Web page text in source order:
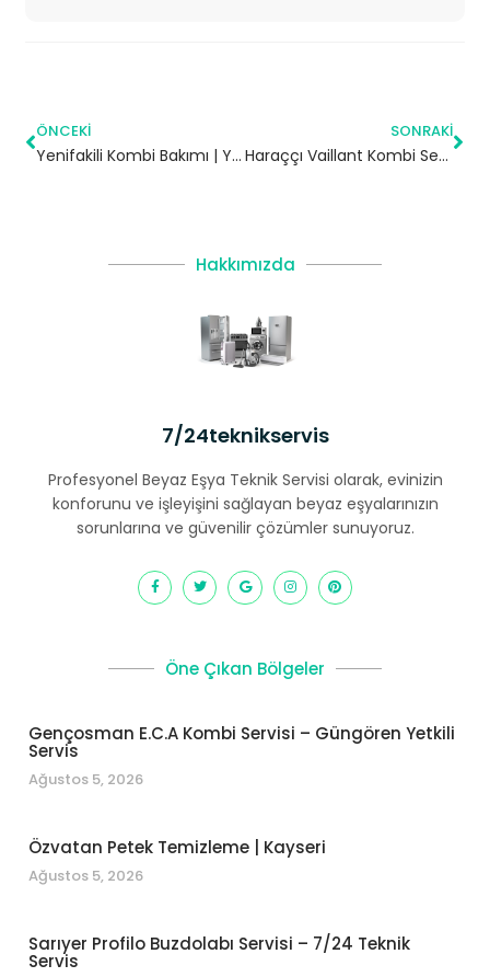
ÖNCEKI
Yenifakili Kombi Bakımı | Yozgat
SONRAKI
Haraççı Vaillant Kombi Servisi – Arnavutköy Yetkili Servis
Hakkımızda
7/24teknikservis
Profesyonel Beyaz Eşya Teknik Servisi olarak, evinizin
konforunu ve işleyişini sağlayan beyaz eşyalarınızın
sorunlarına ve güvenilir çözümler sunuyoruz.
Öne Çıkan Bölgeler
Gençosman E.C.A Kombi Servisi – Güngören Yetkili
Servis
Ağustos 5, 2026
Özvatan Petek Temizleme | Kayseri
Ağustos 5, 2026
Sarıyer Profilo Buzdolabı Servisi – 7/24 Teknik
Servis